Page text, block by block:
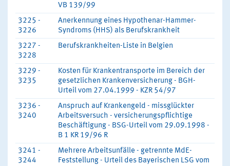
VB 139/99
3225 -
3226
Anerkennung eines Hypothenar-Hammer-
Syndroms (HHS) als Berufskrankheit
3227 -
3228
Berufskrankheiten-Liste in Belgien
3229 -
3235
Kosten für Krankentransporte im Bereich der
gesetzlichen Krankenversicherung - BGH-
Urteil vom 27.04.1999 - KZR 54/97
3236 -
3240
Anspruch auf Krankengeld - missglückter
Arbeitsversuch - versicherungspflichtige
Beschäftigung - BSG-Urteil vom 29.09.1998 -
B 1 KR 19/96 R
3241 -
3244
Mehrere Arbeitsunfälle - getrennte MdE-
Feststellung - Urteil des Bayerischen LSG vom